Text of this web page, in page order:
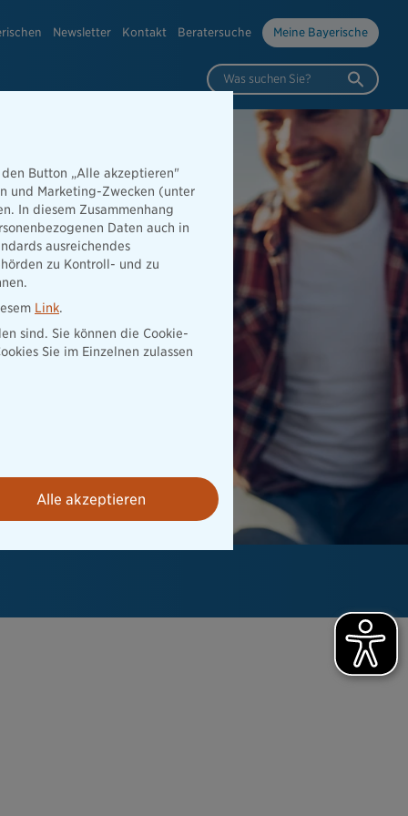
Newsletter Kontakt Beratersuche Meine Bayerische
Was suchen Sie?
Button „Alle akzeptieren"
und Marketing-Zwecken (unter
In diesem Zusammenhang
Daten auch in
ausreichendes
zu Kontroll- und zu
Link.
sind. Sie können die Cookie-
Sie im Einzelnen zulassen
Alle akzeptieren